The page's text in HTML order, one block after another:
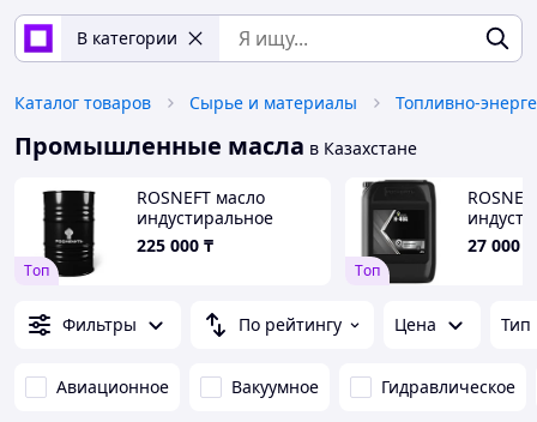
В категории
Каталог товаров Сырье и материалы Топливно-
Промышленные масла в Казахстане
Tоп
ROSNEFT масло
индустиральное
И-20А 205л
225 000 ₸
Tоп
И-40А
27 000
Фильтры По рейтингу Цена Тип
Авиационное Вакуумное Гидравлическое